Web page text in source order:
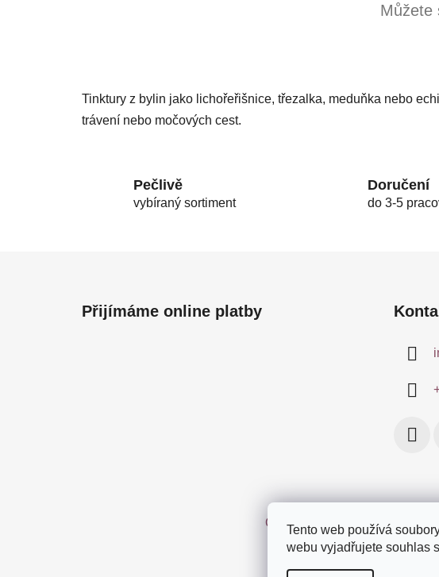
Tento web používá
webu vyjadřujete souhlas
Můžete
Tinktury z bylin jako lichořeřišnice, třezalka, meduňka nebo
trávení nebo močových cest.
Pečlivě
vybíraný sortiment
Doručení
do 3-5
Přijímáme online platby
Obchodní podmínky Certifikace